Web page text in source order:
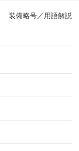
装備略号／用語解説